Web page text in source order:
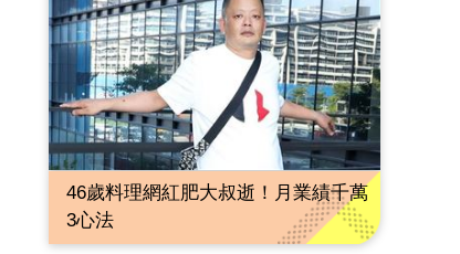
46歲料理網紅肥大叔逝！月業績千萬
3心法